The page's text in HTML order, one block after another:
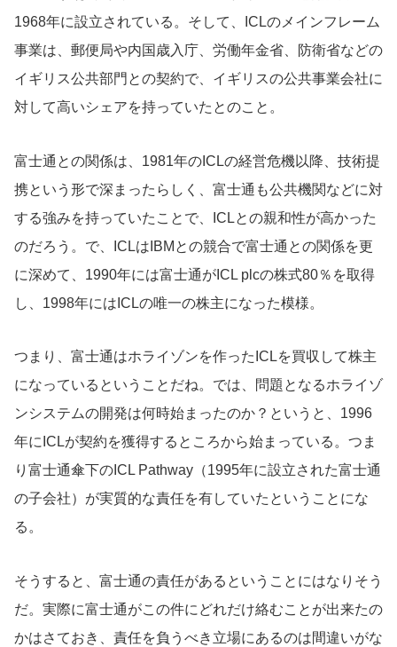
1968年に設立されている。そして、ICLのメインフレーム
事業は、郵便局や内国歳入庁、労働年金省、防衛省などの
イギリス公共部門との契約で、イギリスの公共事業会社に
対して高いシェアを持っていたとのこと。
富士通との関係は、1981年のICLの経営危機以降、技術提
携という形で深まったらしく、富士通も公共機関などに対
する強みを持っていたことで、ICLとの親和性が高かった
のだろう。で、ICLはIBMとの競合で富士通との関係を更
に深めて、1990年には富士通がICL plcの株式80％を取得
し、1998年にはICLの唯一の株主になった模様。
つまり、富士通はホライゾンを作ったICLを買収して株主
になっているということだね。では、問題となるホライゾ
ンシステムの開発は何時始まったのか？というと、1996
年にICLが契約を獲得するところから始まっている。つま
り富士通傘下のICL Pathway（1995年に設立された富士通
の子会社）が実質的な責任を有していたということにな
る。
そうすると、富士通の責任があるということにはなりそう
だ。実際に富士通がこの件にどれだけ絡むことが出来たの
かはさておき、責任を負うべき立場にあるのは間違いがな